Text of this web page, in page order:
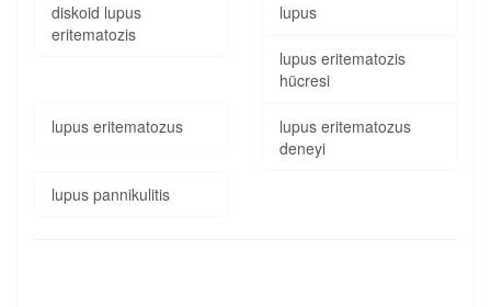
diskoid lupus
eritematozis
lupus
lupus eritematozis
hücresi
lupus eritematozus
lupus eritematozus
deneyi
lupus pannikulitis